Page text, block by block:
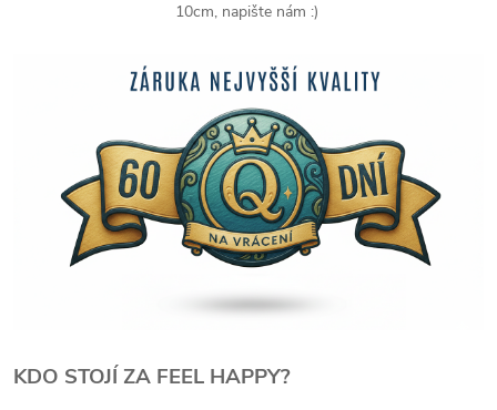
10cm, napište nám :)
KDO STOJÍ ZA FEEL HAPPY?